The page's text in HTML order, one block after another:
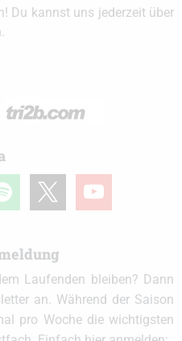
Du kannst uns jederzeit über
youtube
Laufenden bleiben? Dann
an. Während der Saison
pro Woche die wichtigsten